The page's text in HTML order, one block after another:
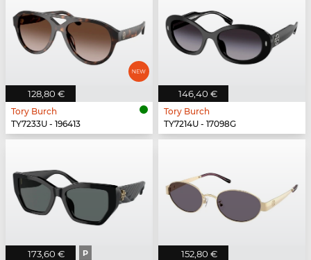
128,80 €
Tory Burch
TY7233U - 196413
146,40 €
Tory Burch
TY7214U - 17098G
173,60 € P 152,80 €